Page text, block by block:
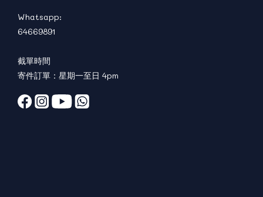
Whatsapp:
64669891
截單時間
寄件訂單：星期一至日 4pm